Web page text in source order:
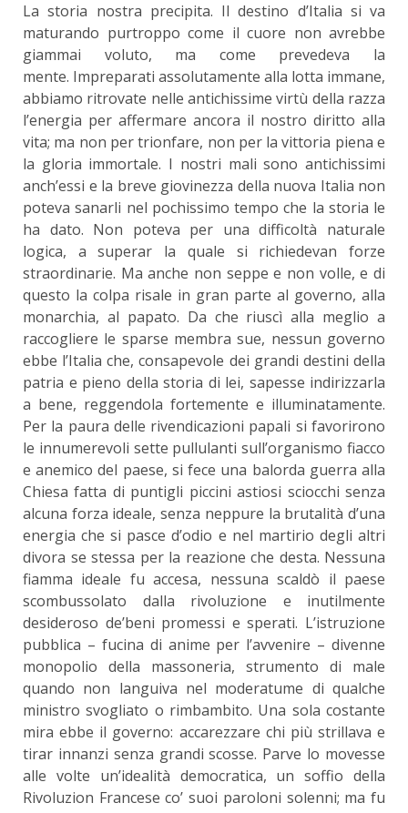
La storia nostra precipita. Il destino d’Italia si va
maturando purtroppo come il cuore non avrebbe
giammai voluto, ma come prevedeva la
mente. Impreparati assolutamente alla lotta immane,
abbiamo ritrovate nelle antichissime virtù della razza
l’energia per affermare ancora il nostro diritto alla
vita; ma non per trionfare, non per la vittoria piena e
la gloria immortale. I nostri mali sono antichissimi
anch’essi e la breve giovinezza della nuova Italia non
poteva sanarli nel pochissimo tempo che la storia le
ha dato. Non poteva per una difficoltà naturale
logica, a superar la quale si richiedevan forze
straordinarie. Ma anche non seppe e non volle, e di
questo la colpa risale in gran parte al governo, alla
monarchia, al papato. Da che riuscì alla meglio a
raccogliere le sparse membra sue, nessun governo
ebbe l’Italia che, consapevole dei grandi destini della
patria e pieno della storia di lei, sapesse indirizzarla
a bene, reggendola fortemente e illuminatamente.
Per la paura delle rivendicazioni papali si favorirono
le innumerevoli sette pullulanti sull’organismo fiacco
e anemico del paese, si fece una balorda guerra alla
Chiesa fatta di puntigli piccini astiosi sciocchi senza
alcuna forza ideale, senza neppure la brutalità d’una
energia che si pasce d’odio e nel martirio degli altri
divora se stessa per la reazione che desta. Nessuna
fiamma ideale fu accesa, nessuna scaldò il paese
scombussolato dalla rivoluzione e inutilmente
desideroso de’beni promessi e sperati. L’istruzione
pubblica – fucina di anime per l’avvenire – divenne
monopolio della massoneria, strumento di male
quando non languiva nel moderatume di qualche
ministro svogliato o rimbambito. Una sola costante
mira ebbe il governo: accarezzare chi più strillava e
tirar innanzi senza grandi scosse. Parve lo movesse
alle volte un’idealità democratica, un soffio della
Rivoluzion Francese co’ suoi paroloni solenni; ma fu